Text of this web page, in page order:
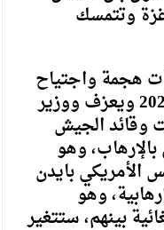
وتتمسك
هجمة واجتياح
حماس في السابع من أكتوبر 2023 ويعزف ووزير
وقائد الجيش
وهو
الأمريكي بايدن
وهو
بينهم، ستتغير